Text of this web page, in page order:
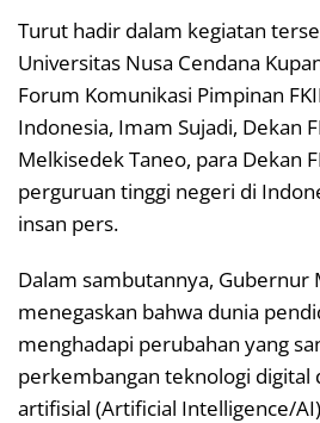
Turut hadir dalam kegiatan
Universitas Nusa Cendana
Forum Komunikasi Pimpinan
Indonesia, Imam Sujadi, Dekan
Melkisedek Taneo, para Dekan
perguruan tinggi negeri di
insan pers.
Dalam sambutannya, Gubernur
menegaskan bahwa dunia
menghadapi perubahan yang
perkembangan teknologi digital
artifisial (Artificial Intelligence/